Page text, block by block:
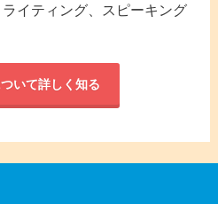
イティング、スピーキング
いて詳しく知る